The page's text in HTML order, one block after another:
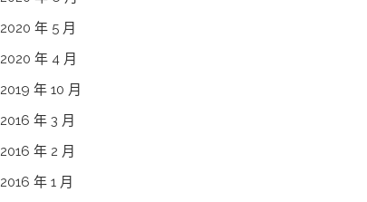
2020 年 5 月
2020 年 4 月
2019 年 10 月
2016 年 3 月
2016 年 2 月
2016 年 1 月